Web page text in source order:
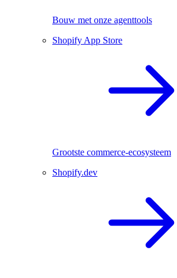
Bouw met onze agenttools
Shopify App Store
Grootste commerce-ecosysteem
Shopify.dev